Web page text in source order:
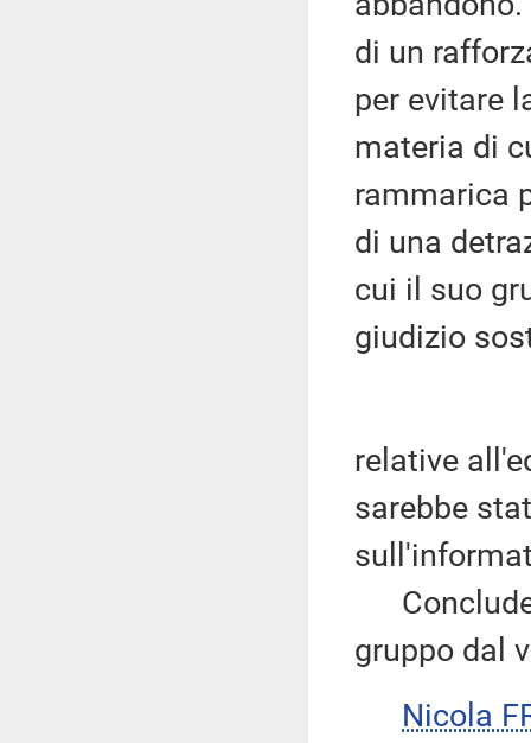
di un
per evitare
materia di
rammarica
di una
cui il suo
giudizio
relative
sarebbe
Conclude
gruppo dal
Nicola